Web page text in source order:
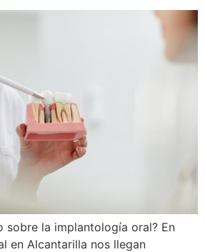
sobre la implantología oral? En
en Alcantarilla nos llegan